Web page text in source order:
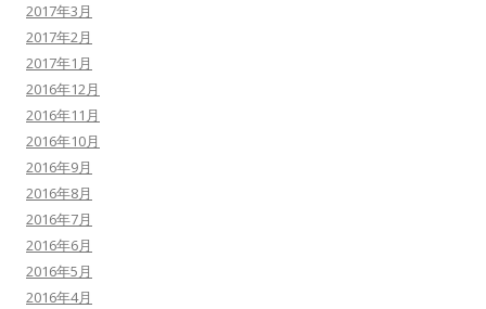
2017年3月
2017年2月
2017年1月
2016年12月
2016年11月
2016年10月
2016年9月
2016年8月
2016年7月
2016年6月
2016年5月
2016年4月